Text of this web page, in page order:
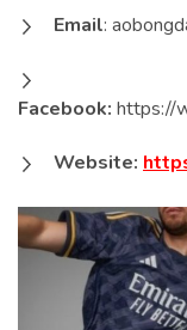
Email:
Facebook: https://
Website: